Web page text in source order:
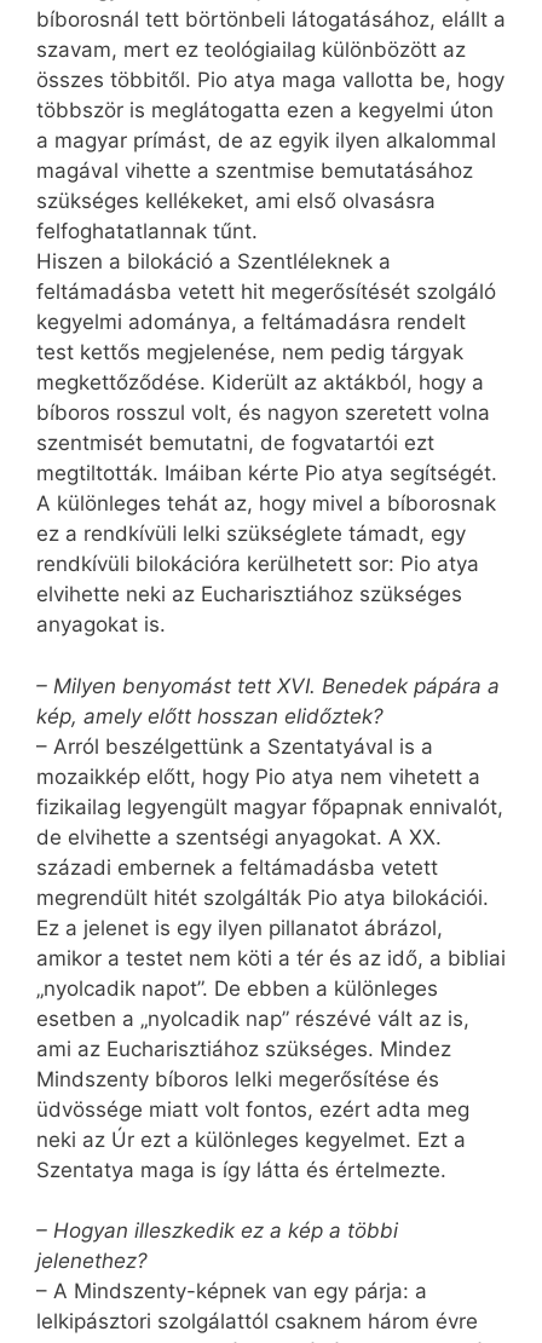
bíborosnál tett börtönbeli látogatásához, elállt a
szavam, mert ez teológiailag különbözött az
összes többitől. Pio atya maga vallotta be, hogy
többször is meglátogatta ezen a kegyelmi úton
a magyar prímást, de az egyik ilyen alkalommal
magával vihette a szentmise bemutatásához
szükséges kellékeket, ami első olvasásra
felfoghatatlannak tűnt.
Hiszen a bilokáció a Szentléleknek a
feltámadásba vetett hit megerősítését szolgáló
kegyelmi adománya, a feltámadásra rendelt
test kettős megjelenése, nem pedig tárgyak
megkettőződése. Kiderült az aktákból, hogy a
bíboros rosszul volt, és nagyon szeretett volna
szentmisét bemutatni, de fogvatartói ezt
megtiltották. Imáiban kérte Pio atya segítségét.
A különleges tehát az, hogy mivel a bíborosnak
ez a rendkívüli lelki szükséglete támadt, egy
rendkívüli bilokációra kerülhetett sor: Pio atya
elvihette neki az Eucharisztiához szükséges
anyagokat is.
– Milyen benyomást tett XVI. Benedek pápára a
kép, amely előtt hosszan elidőztek?
– Arról beszélgettünk a Szentatyával is a
mozaikkép előtt, hogy Pio atya nem vihetett a
fizikailag legyengült magyar főpapnak ennivalót,
de elvihette a szentségi anyagokat. A XX.
századi embernek a feltámadásba vetett
megrendült hitét szolgálták Pio atya bilokációi.
Ez a jelenet is egy ilyen pillanatot ábrázol,
amikor a testet nem köti a tér és az idő, a bibliai
„nyolcadik napot”. De ebben a különleges
esetben a „nyolcadik nap” részévé vált az is,
ami az Eucharisztiához szükséges. Mindez
Mindszenty bíboros lelki megerősítése és
üdvössége miatt volt fontos, ezért adta meg
neki az Úr ezt a különleges kegyelmet. Ezt a
Szentatya maga is így látta és értelmezte.
– Hogyan illeszkedik ez a kép a többi
jelenethez?
– A Mindszenty-képnek van egy párja: a
lelkipásztori szolgálattól csaknem három évre